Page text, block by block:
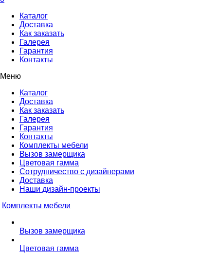
Каталог
Доставка
Как заказать
Галерея
Гарантия
Контакты
Меню
Каталог
Доставка
Как заказать
Галерея
Гарантия
Контакты
Комплекты мебели
Вызов замерщика
Цветовая гамма
Сотрудничество с дизайнерами
Доставка
Наши дизайн-проекты
Комплекты мебели
Вызов замерщика
Цветовая гамма